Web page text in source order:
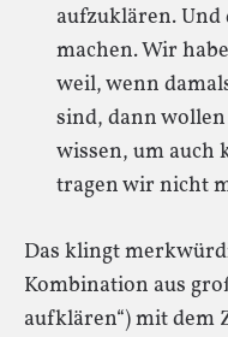
aufzuklären.
machen. Wir
weil, wenn
sind, dann
wissen, um auch
tragen wir nicht
Das klingt
Kombination aus
aufklären“) mit dem